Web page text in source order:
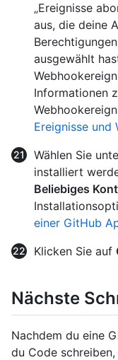
„Ereignisse
aus, die deine
ausgewählt
Informationen
Ereignisse und
Wählen Sie
installiert
Beliebiges
einer GitHub
Klicken Sie auf
Nächste
Nachdem du eine
du Code